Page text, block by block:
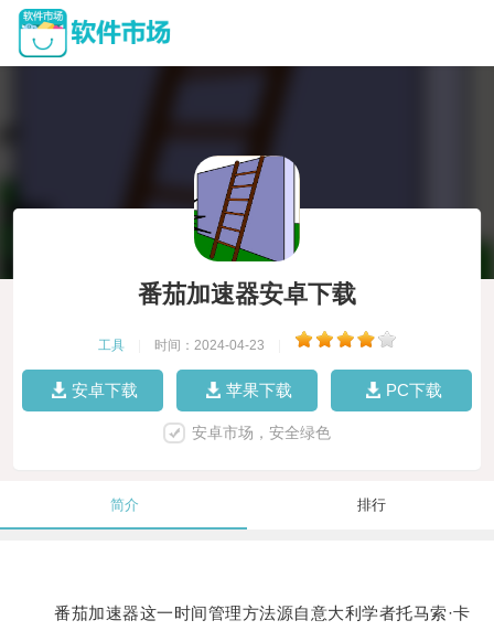
番茄加速器安卓下载
工具 时间：2024-04-23
安卓下载 苹果下载 PC下载
安卓市场，安全绿色
简介 排行
番茄加速器这一时间管理方法源自意大利学者托马索·卡